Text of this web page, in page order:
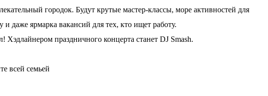
городок. Будут крутые мастер-классы, море активностей для
и даже ярмарка вакансий для тех, кто ищет работу.
праздничного концерта станет DJ Smash.
всей семьей